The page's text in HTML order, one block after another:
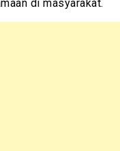
di masyarakat.